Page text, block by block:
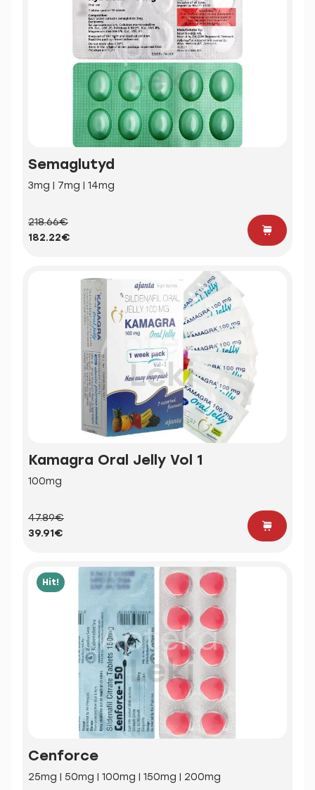
Semaglutyd
3mg | 7mg | 14mg
218.66€
182.22€
Kamagra Oral Jelly Vol 1
100mg
47.89€
39.91€
Hit!
Cenforce
25mg | 50mg | 100mg | 150mg | 200mg